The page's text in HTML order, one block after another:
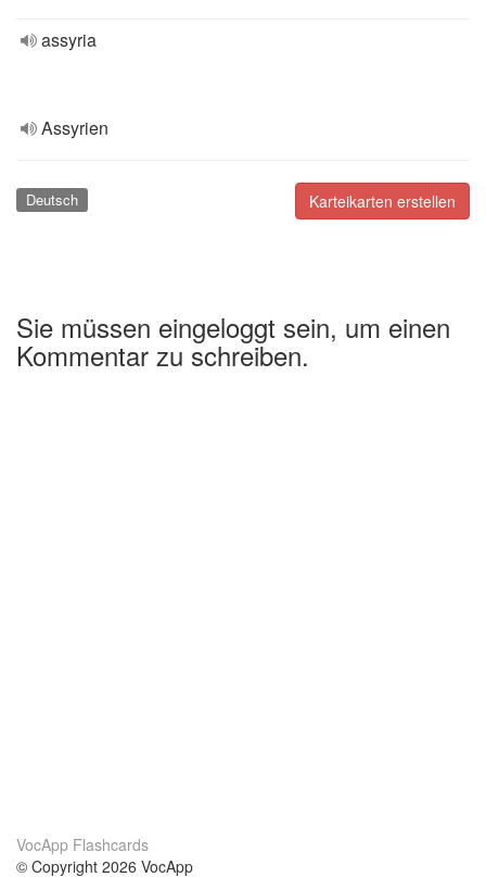
assyria
Assyrien
Karteikarten erstellen
Deutsch
Sie müssen eingeloggt sein, um einen
Kommentar zu schreiben.
VocApp Flashcards
© Copyright 2026 VocApp